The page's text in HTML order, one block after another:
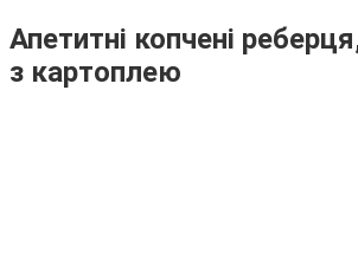
Апетитні копчені
з картоплею